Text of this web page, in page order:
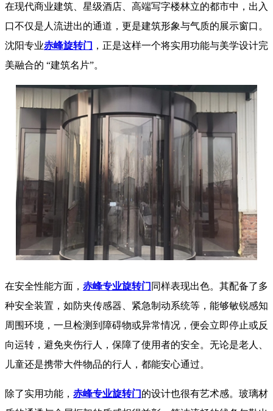
在现代商业建筑、星级酒店、高端写字楼林立的都市中，出入
口不仅是人流进出的通道，更是建筑形象与气质的展示窗口。
沈阳专业赤峰旋转门 ，正是这样一个将实用功能与美学设计完
美融合的 “建筑名片”。
在安全性能方面， 赤峰专业旋转门 同样表现出色。其配备了多
种安全装置，如防夹传感器、紧急制动系统等，能够敏锐感知
周围环境，一旦检测到障碍物或异常情况，便会立即停止或反
向运转，避免夹伤行人，保障了使用者的安全。无论是老人、
儿童还是携带大件物品的行人，都能安心通过。
除了实用功能， 赤峰专业旋转门 的设计也很有艺术感。玻璃材